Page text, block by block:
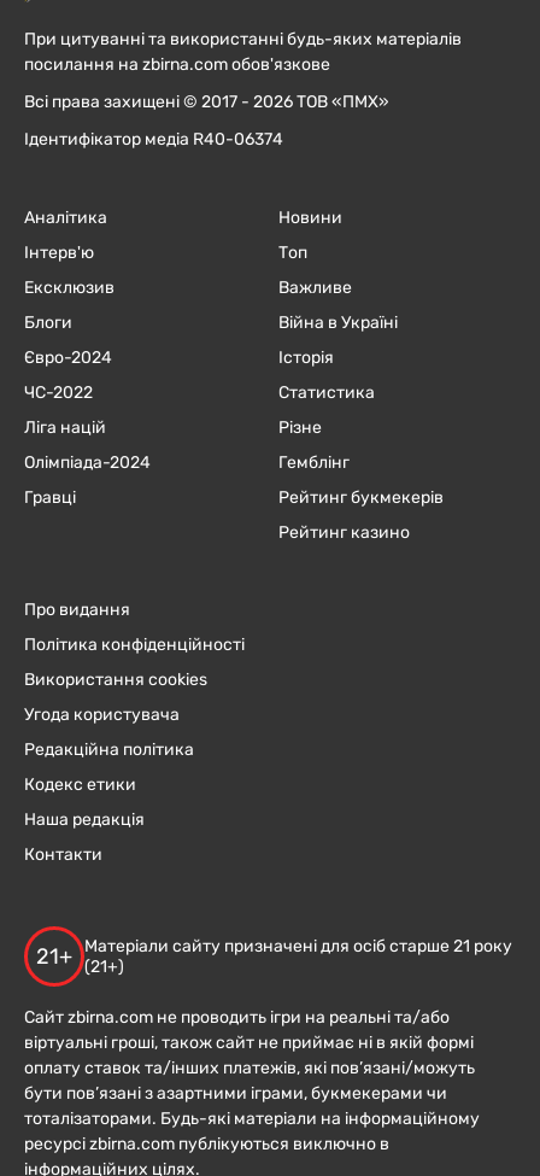
При цитуванні та використанні будь-яких матеріалів
посилання на zbirna.com обов'язкове
Всі права захищені © 2017 - 2026 ТОВ «ПМХ»
Ідентифікатор медіа R40-06374
Аналітика
Інтерв'ю
Ексклюзив
Блоги
Євро-2024
ЧC-2022
Ліга націй
Олімпіада-2024
Гравці
Новини
Топ
Важливе
Війна в Україні
Історія
Статистика
Різне
Гемблінг
Рейтинг букмекерів
Рейтинг казино
Про видання
Політика конфіденційності
Використання cookies
Угода користувача
Редакційна політика
Кодекс етики
Наша редакція
Контакти
21+
Матеріали сайту призначені для осіб старше 21 року
(21+)
Сайт zbirna.com не проводить ігри на реальні та/або
віртуальні гроші, також сайт не приймає ні в якій формі
оплату ставок та/інших платежів, які пов’язані/можуть
бути пов’язані з азартними іграми, букмекерами чи
тоталізаторами. Будь-які матеріали на інформаційному
ресурсі zbirna.com публікуються виключно в
інформаційних цілях.